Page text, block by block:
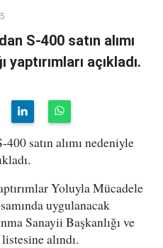
S-400 satın alımı
açıkladı.
satın alımı nedeniyle
Yoluyla Mücadele
uygulanacak
Sanayii Başkanlığı ve
alındı.